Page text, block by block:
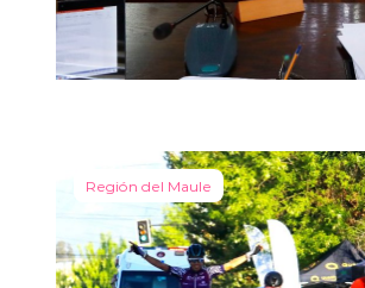
Región del Maule